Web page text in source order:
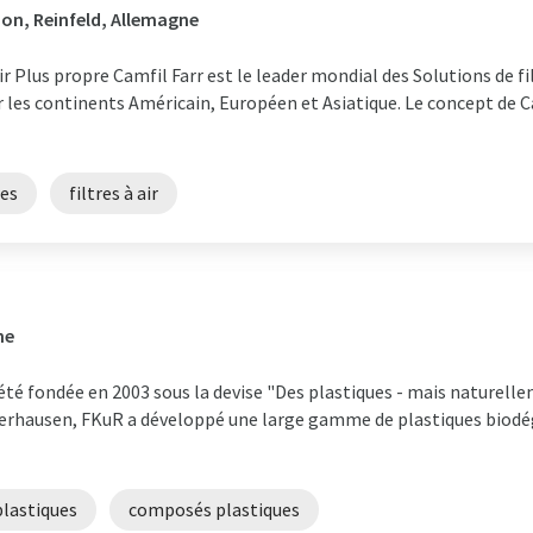
Reinfeld, Allemagne
propre Camfil Farr est le leader mondial des Solutions de
continents Américain, Européen et Asiatique. Le concept de
filtres à air
fondée en 2003 sous la devise "Des plastiques - mais
FKuR a développé une large gamme de plastiques
composés plastiques